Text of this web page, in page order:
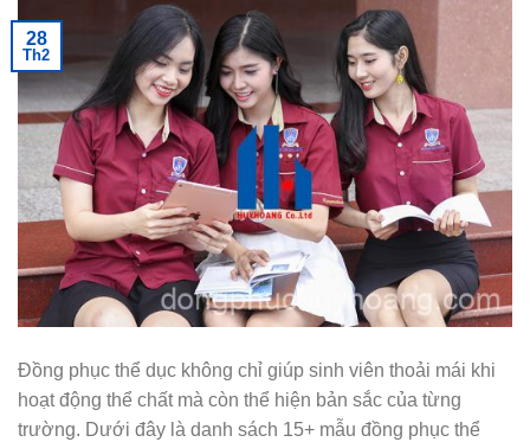
28
Th2
Đồng phục thể dục không chỉ giúp sinh viên thoải mái khi
hoạt động thể chất mà còn thể hiện bản sắc của từng
trường. Dưới đây là danh sách 15+ mẫu đồng phục thể